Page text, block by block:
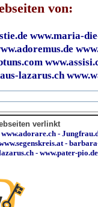
von:
www.maria-
lazarus.ch
verlinkt
www.adorare.ch -
-
- www.pater-pio.de